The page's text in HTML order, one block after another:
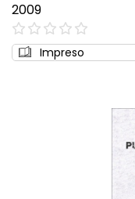
2009
0%
Impreso